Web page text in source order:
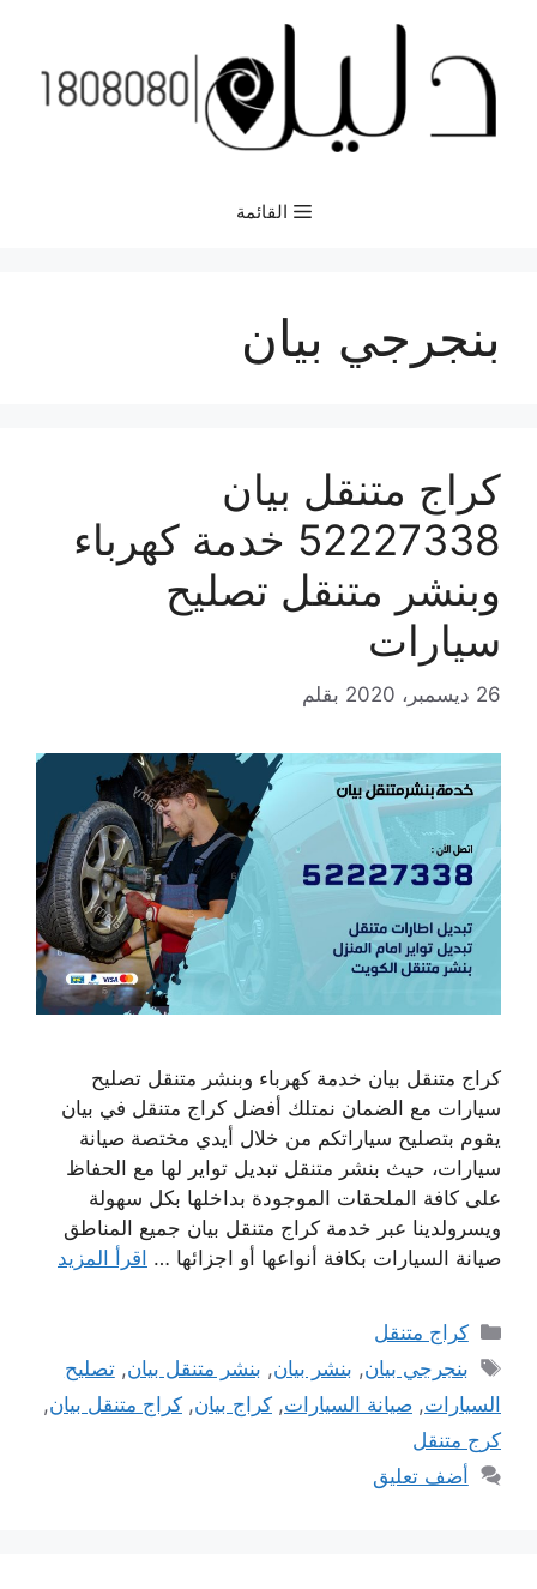
المحتوى
القائمة
بنجرجي بيان
كراج متنقل بيان
52227338 خدمة كهرباء
وبنشر متنقل تصليح
سيارات
26 ديسمبر، 2020 بقلم
كراج متنقل بيان خدمة كهرباء وبنشر متنقل تصليح
سيارات مع الضمان نمتلك أفضل كراج متنقل في بيان
يقوم بتصليح سياراتكم من خلال أيدي مختصة صيانة
سيارات، حيث بنشر متنقل تبديل تواير لها مع الحفاظ
على كافة الملحقات الموجودة بداخلها بكل سهولة
ويسرولدينا عبر خدمة كراج متنقل بيان جميع المناطق
صيانة السيارات بكافة أنواعها أو اجزائها … اقرأ المزيد
التصنيفات
كراج متنقل
الوسوم
بنجرجي بيان, بنشر بيان, بنشر متنقل بيان,تصليح
السيارات, صيانة السيارات, كراج بيان, كراج متنقل بيان,
كرج متنقل
أضف تعليق